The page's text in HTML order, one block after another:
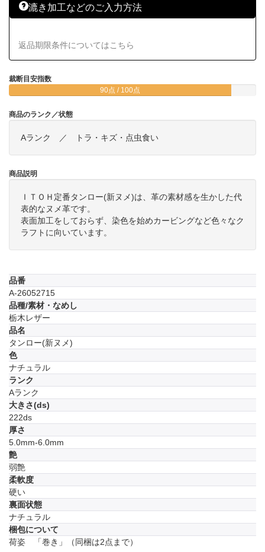
裁断目安指数
90点 / 100点
商品のランク／状態
Aランク ／ トラ・キズ・点虫食い
商品説明
ＩＴＯＨ定番タンロー(新ヌメ)は、革の素材感を生かした代
表的なヌメ革です。
表面加工をしておらず、染色を始めカービングなど色々なク
ラフトに向いています。
品番
A-26052715
品種/素材・なめし
栃木レザー
品名
タンロー(新ヌメ)
色
ナチュラル
ランク
Aランク
大きさ(ds)
222ds
厚さ
5.0mm-6.0mm
艶
弱艶
柔軟度
硬い
裏面状態
ナチュラル
梱包について
荷姿 「巻き」（同梱は2点まで）
漉き加工などのご入力方法
返品期限条件についてはこちら